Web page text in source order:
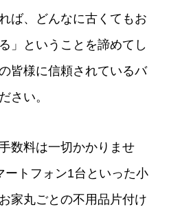
ば、どんなに古くてもお
」ということを諦めてし
皆様に信頼されているバ
さい。
数料は一切かかりませ
ートフォン1台といった小
家丸ごとの不用品片付け